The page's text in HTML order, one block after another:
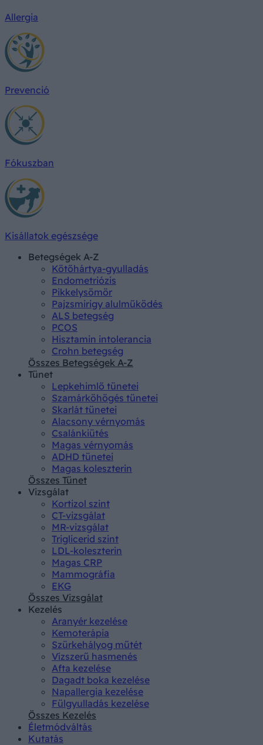
Allergia
Prevenció
Fókuszban
Kisállatok egészsége
Betegségek A-Z
Kötőhártya-gyulladás
Endometriózis
Pikkelysömör
Pajzsmirigy alulműködés
ALS betegség
PCOS
Hisztamin intolerancia
Crohn betegség
Összes Betegségek A-Z
Tünet
Lepkehimlő tünetei
Szamárköhögés tünetei
Skarlát tünetei
Alacsony vérnyomás
Csalánkiütés
Magas vérnyomás
ADHD tünetei
Magas koleszterin
Összes Tünet
Vizsgálat
Kortizol szint
CT-vizsgálat
MR-vizsgálat
Triglicerid szint
LDL-koleszterin
Magas CRP
Mammográfia
EKG
Összes Vizsgálat
Kezelés
Aranyér kezelése
Kemoterápia
Szürkehályog műtét
Vízszerű hasmenés
Afta kezelése
Dagadt boka kezelése
Napallergia kezelése
Fülgyulladás kezelése
Összes Kezelés
Életmódváltás
Kutatás